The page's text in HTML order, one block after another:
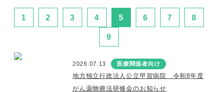
1 2 3 4 5 6 7 8
9
2026.07.13 医療関係者向け
地方独立行政法人公立甲賀病院 令和8年度
がん薬物療法研修会のお知らせ